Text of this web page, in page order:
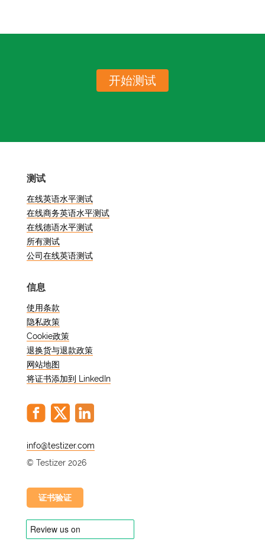
开始测试
测试
在线英语水平测试
在线商务英语水平测试
在线德语水平测试
所有测试
公司在线英语测试
信息
使用条款
隐私政策
Cookie政策
退换货与退款政策
网站地图
将证书添加到 LinkedIn
@
© Testizer 2026
证书验证